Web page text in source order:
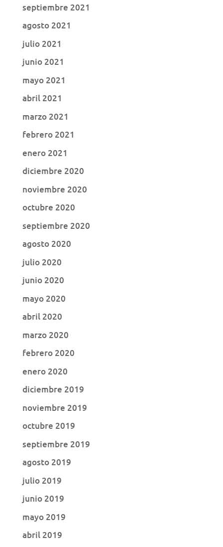
septiembre 2021
agosto 2021
julio 2021
junio 2021
mayo 2021
abril 2021
marzo 2021
febrero 2021
enero 2021
diciembre 2020
noviembre 2020
octubre 2020
septiembre 2020
agosto 2020
julio 2020
junio 2020
mayo 2020
abril 2020
marzo 2020
febrero 2020
enero 2020
diciembre 2019
noviembre 2019
octubre 2019
septiembre 2019
agosto 2019
julio 2019
junio 2019
mayo 2019
abril 2019